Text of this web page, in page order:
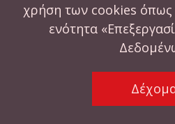
χρήση των cookies όπως
ενότητα